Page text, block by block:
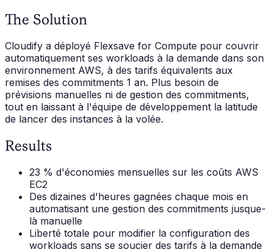
The Solution
Cloudify a déployé Flexsave for Compute pour couvrir
automatiquement ses workloads à la demande dans son
environnement AWS, à des tarifs équivalents aux
remises des commitments 1 an. Plus besoin de
prévisions manuelles ni de gestion des commitments,
tout en laissant à l'équipe de développement la latitude
de lancer des instances à la volée.
Results
23 % d'économies mensuelles sur les coûts AWS
EC2
Des dizaines d'heures gagnées chaque mois en
automatisant une gestion des commitments jusque-
là manuelle
Liberté totale pour modifier la configuration des
workloads sans se soucier des tarifs à la demande